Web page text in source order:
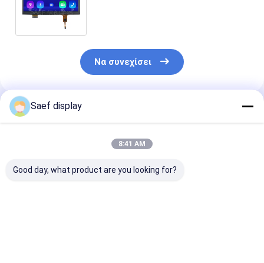
Να συνεχίσει
Συνιστώμενα Προϊόντα
Saef display
8:41 AM
Good day, what product are you looking for?